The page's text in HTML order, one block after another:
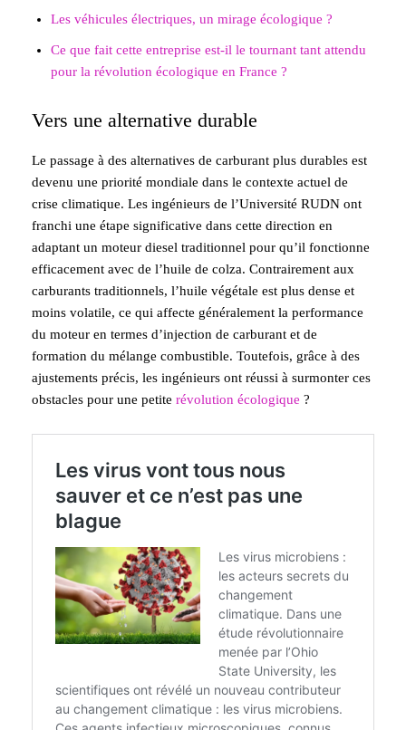
Les véhicules électriques, un mirage écologique ?
Ce que fait cette entreprise est-il le tournant tant attendu
pour la révolution écologique en France ?
Vers une alternative durable
Le passage à des alternatives de carburant plus durables est
devenu une priorité mondiale dans le contexte actuel de
crise climatique. Les ingénieurs de l’Université RUDN ont
franchi une étape significative dans cette direction en
adaptant un moteur diesel traditionnel pour qu’il fonctionne
efficacement avec de l’huile de colza. Contrairement aux
carburants traditionnels, l’huile végétale est plus dense et
moins volatile, ce qui affecte généralement la performance
du moteur en termes d’injection de carburant et de
formation du mélange combustible. Toutefois, grâce à des
ajustements précis, les ingénieurs ont réussi à surmonter ces
obstacles pour une petite révolution écologique ?